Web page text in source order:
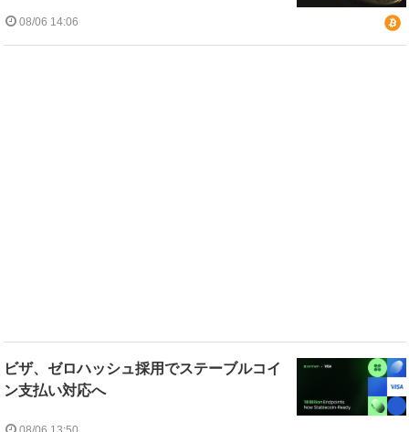
08/06 14:06
ビザ、ゼロハッシュ採用でステーブルコイ
ン支払い対応へ